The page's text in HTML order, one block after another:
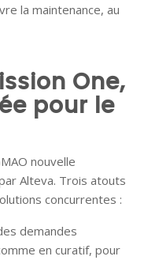
la maintenance, au
One,
pour le
nouvelle
Alteva. Trois atouts
concurrentes :
demandes
en curatif, pour